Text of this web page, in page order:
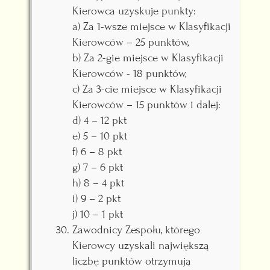
Kierowca uzyskuje punkty:
a) Za 1-wsze miejsce w Klasyfikacji
Kierowców – 25 punktów,
b) Za 2-gie miejsce w Klasyfikacji
Kierowców - 18 punktów,
c) Za 3-cie miejsce w Klasyfikacji
Kierowców – 15 punktów i dalej:
d) 4 – 12 pkt
e) 5 – 10 pkt
f) 6 – 8 pkt
g) 7 – 6 pkt
h) 8 – 4 pkt
i) 9 – 2 pkt
j) 10 – 1 pkt
Zawodnicy Zespołu, którego
Kierowcy uzyskali największą
liczbę punktów otrzymują